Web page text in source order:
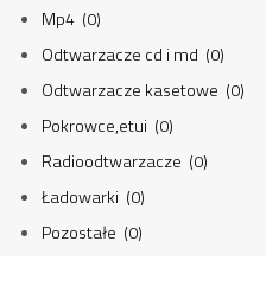
Mp4 (0)
Odtwarzacze cd i md (0)
Odtwarzacze kasetowe (0)
Pokrowce,etui (0)
Radioodtwarzacze (0)
Ładowarki (0)
Pozostałe (0)